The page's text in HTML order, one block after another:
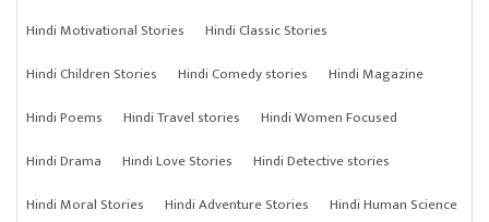
Hindi Motivational Stories
Hindi Classic Stories
Hindi Children Stories
Hindi Comedy stories
Hindi Magazine
Hindi Poems
Hindi Travel stories
Hindi Women Focused
Hindi Drama
Hindi Love Stories
Hindi Detective stories
Hindi Moral Stories
Hindi Adventure Stories Hindi Human Science